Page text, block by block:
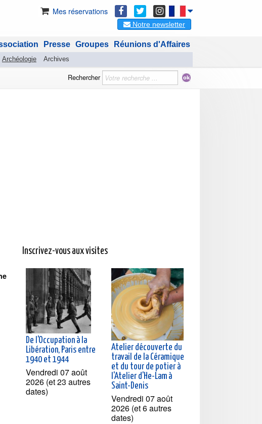
Mes réservations
Notre newsletter
Archéologie Archives
Réunions d'Affaires
Groupes
Presse
Rechercher
Inscrivez-vous aux visites
De l'Occupation à la
Libération, Paris entre
1940 et 1944
Vendredi 07 août
2026 (et 23 autres
dates)
Atelier découverte du
travail de la Céramique
et du tour de potier à
l'Atelier d'He-Lam à
Saint-Denis
Vendredi 07 août
2026 (et 6 autres
dates)